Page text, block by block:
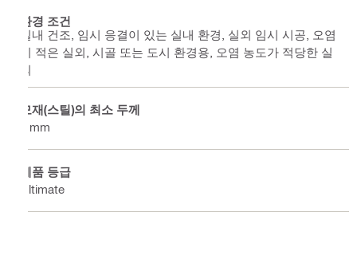
환경 조건
실내 건조, 임시 응결이 있는 실내 환경, 실외 임시 시공, 오염
이 적은 실외, 시골 또는 도시 환경용, 오염 농도가 적당한 실
외
모재(스틸)의 최소 두께
6 mm
제품 등급
Ultimate